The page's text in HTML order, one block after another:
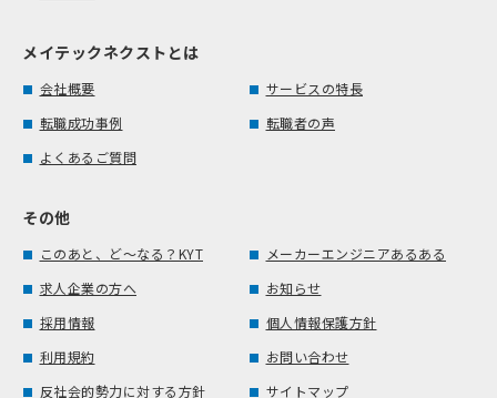
メイテックネクストとは
会社概要
サービスの特長
転職成功事例
転職者の声
よくあるご質問
その他
このあと、ど～なる？KYT
メーカーエンジニアあるある
求人企業の方へ
お知らせ
採用情報
個人情報保護方針
利用規約
お問い合わせ
反社会的勢力に対する方針
サイトマップ